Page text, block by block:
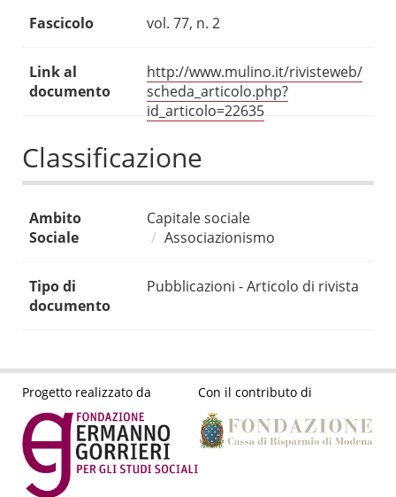
Fascicolo vol. 77, n. 2
Link al
documento
http://www.mulino.it/rivisteweb/
scheda_articolo.php?
id_articolo=22635
Classificazione
Ambito
Sociale
Capitale sociale
Associazionismo
Tipo di
documento
Pubblicazioni - Articolo di rivista
Progetto realizzato da Con il contributo di